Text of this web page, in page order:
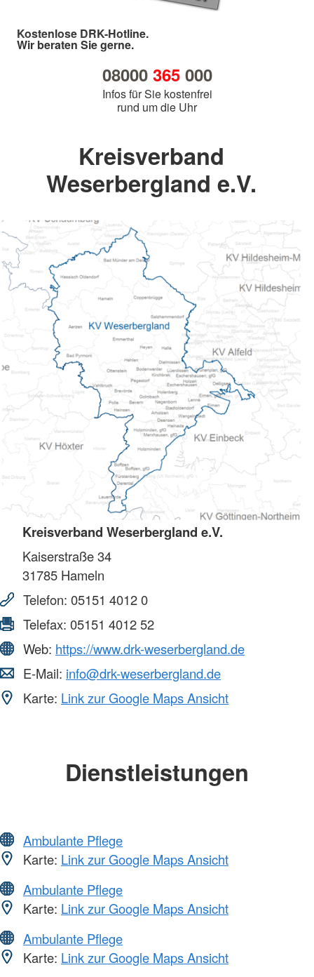
Kostenlose DRK-Hotline.
Wir beraten Sie gerne.
08000 365000
Infos für Sie kostenfrei
rund um die Uhr
Kreisverband
Weserbergland e.V.
Kreisverband Weserbergland e.V.
Kaiserstraße 34
31785 Hameln
Telefon: 05151 4012 0
Telefax: 05151 4012 52
Web: https://www.drk-weserbergland.de
E-Mail: info@drk-weserbergland.de
Karte: Link zur Google Maps Ansicht
Dienstleistungen
Ambulante Pflege
Karte: Link zur Google Maps Ansicht
Ambulante Pflege
Karte: Link zur Google Maps Ansicht
Ambulante Pflege
Karte: Link zur Google Maps Ansicht